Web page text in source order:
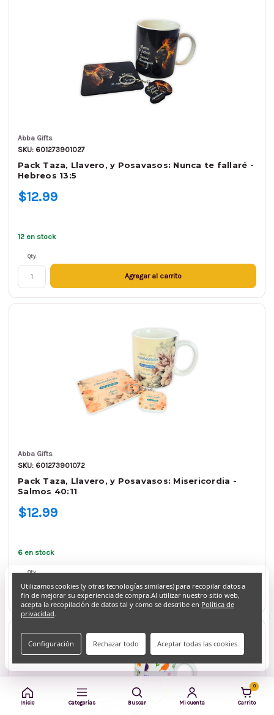
Inicio Categorías Buscar Mi cuenta
0
Carrito
Abba Gifts
SKU: 601273901027
Pack Taza, Llavero, y Posavasos: Nunca te fallaré -
Hebreos 13:5
$12.99
12 en stock
Qty.
Agregar al carrito
Abba Gifts
SKU: 601273901072
Pack Taza, Llavero, y Posavasos: Misericordia -
Salmos 40:11
$12.99
6 en stock
Qty.
Agregar al carrito
Utilizamos cookies (y otras tecnologías similares) para recopilar datos a
fin de mejorar su experiencia de compra.Al utilizar nuestro sitio web,
acepta la recopilación de datos tal y como se describe en Política de
privacidad.
Configuración Rechazar todo Aceptar todas las cookies